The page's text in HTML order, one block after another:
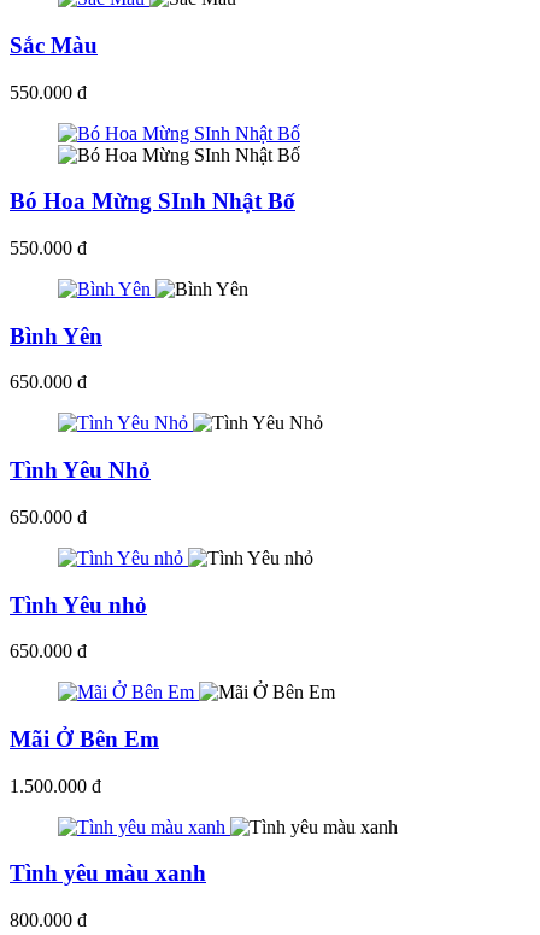
Sắc Màu
550.000 đ
Bó Hoa Mừng SInh Nhật Bố
550.000 đ
Bình Yên
650.000 đ
Tình Yêu Nhỏ
650.000 đ
Tình Yêu nhỏ
650.000 đ
Mãi Ở Bên Em
1.500.000 đ
Tình yêu màu xanh
800.000 đ